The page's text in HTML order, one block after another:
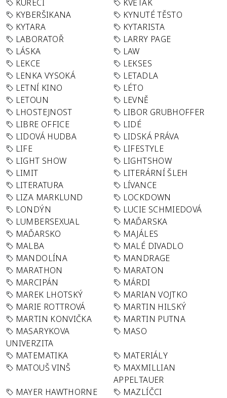
KUŘECÍ
KVĚTÁK
KYBERŠIKANA
KYNUTÉ TĚSTO
KYTARA
KYTARISTA
LABORATOŘ
LARRY PAGE
LÁSKA
LAW
LEKCE
LEKSES
LENKA VYSOKÁ
LETADLA
LETNÍ KINO
LÉTO
LETOUN
LEVNĚ
LHOSTEJNOST
LIBOR GRUBHOFFER
LIBRE OFFICE
LIDÉ
LIDOVÁ HUDBA
LIDSKÁ PRÁVA
LIFE
LIFESTYLE
LIGHT SHOW
LIGHTSHOW
LIMIT
LITERÁRNÍ ŠLEH
LITERATURA
LÍVANCE
LIZA MARKLUND
LOCKDOWN
LONDÝN
LUCIE SCHMIEDOVÁ
LUMBERSEXUAL
MAĎARSKA
MAĎARSKO
MAJÁLES
MALBA
MALÉ DIVADLO
MANDOLÍNA
MANDRAGE
MARATHON
MARATON
MARCIPÁN
MÁRDI
MAREK LHOTSKÝ
MARIAN VOJTKO
MARIE ROTTROVÁ
MARTIN HILSKÝ
MARTIN KONVIČKA
MARTIN PUTNA
MASARYKOVA
UNIVERZITA
MASO
MATEMATIKA
MATERIÁLY
MATOUŠ VINŠ
MAXMILLIAN
APPELTAUER
MAYER HAWTHORNE
MAZLÍČCI